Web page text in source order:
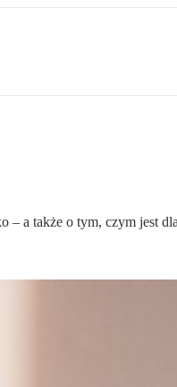
a także o tym, czym jest